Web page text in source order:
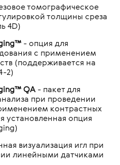
томографическое
толщины среза
4D)
- опция для
с применением
(поддерживается на
2)
QA- пакет для
при проведении
контрастных
установленная опция
визуализация игл при
линейными датчиками